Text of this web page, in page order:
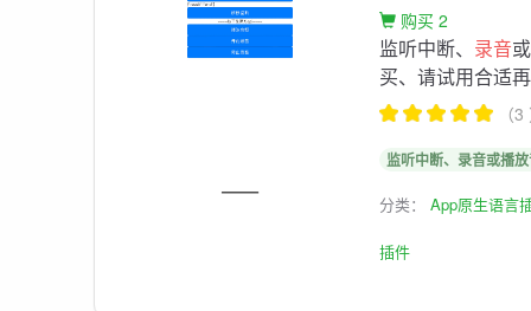
购买 2
监听中断、 录音
买、请试用合适
（
监听中断、录音或播
分类：App原生语言
插件